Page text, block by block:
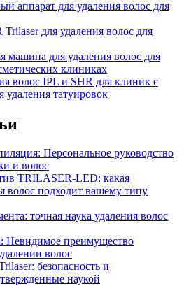
аппарат для удаления волос для
для удаления волос для
машина для удаления волос для
клиниках
волос IPL и SHR для клиник с
удаления татуировок
Персональное руководство
и волос
TRILASER-LED: какая
волос подходит вашему типу
точная наука удаления волос
Невидимое преимущество
волос
безопасность и
наукой